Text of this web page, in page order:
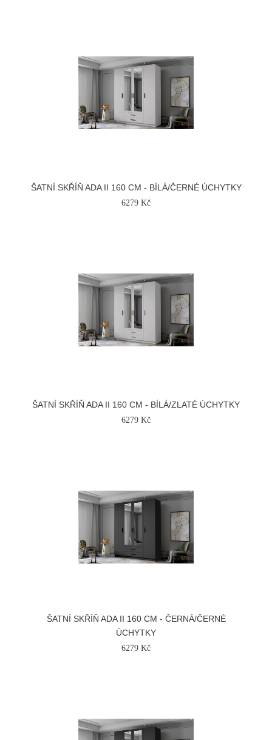
ŠATNÍ SKŘÍŇ ADA II 160 CM - BÍLÁ/ČERNÉ ÚCHYTKY
6279 Kč
ŠATNÍ SKŘÍŇ ADA II 160 CM - BÍLÁ/ZLATÉ ÚCHYTKY
6279 Kč
ŠATNÍ SKŘÍŇ ADA II 160 CM - ČERNÁ/ČERNÉ
ÚCHYTKY
6279 Kč